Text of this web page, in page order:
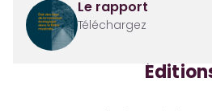
Le rapport
Téléchargez